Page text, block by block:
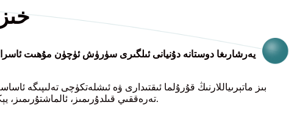
يەرشارىغا دوستانە دۇنيانى ئىلگىرى سۈرۈش ئۈچۈن مۇھىت
بىز ماتېرىياللارنىڭ قۇرۇلما ئىقتىدارى ۋە ئىشلەتكۈچى تەلىپىگە
تەرەققىي قىلدۇرىمىز، ئالماشتۇرىمىز، يېڭىلايمىز ۋە ئۆزگەرتىمىز.